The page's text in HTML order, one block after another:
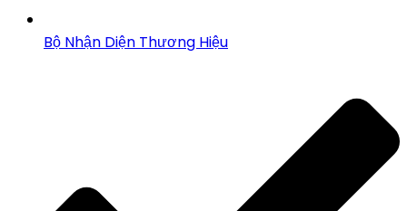
Bộ Nhận Diện Thương Hiệu